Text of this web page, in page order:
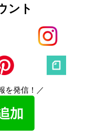
ント
を発信！／